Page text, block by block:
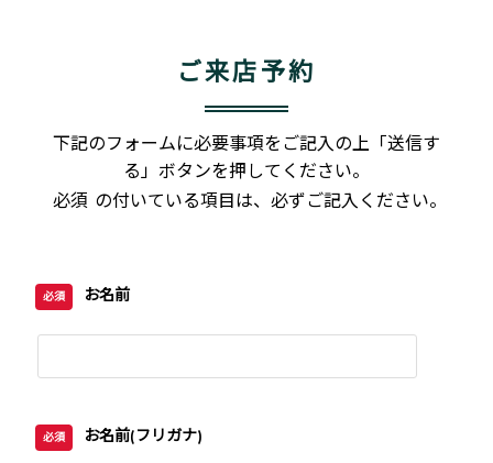
ご来店予約
下記のフォームに必要事項をご記入の上「送信す
る」ボタンを押してください。
必須 の付いている項目は、必ずご記入ください。
必須 お名前
必須 お名前(フリガナ)